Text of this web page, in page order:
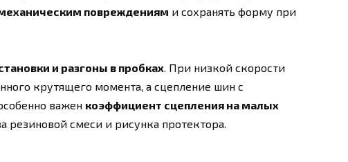
повреждениям и сохранять форму при
и разгоны в пробках. При низкой скорости
крутящего момента, а сцепление шин с
важен коэффициент сцепления на малых
резиновой смеси и рисунка протектора.